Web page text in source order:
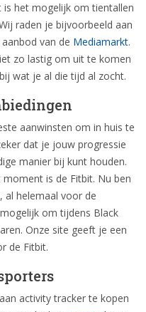
het mogelijk om tientallen
raden je bijvoorbeeld aan
van de Mediamarkt.
zo lastig om uit te komen
wat je al die tijd al zocht.
aanwinsten om in huis te
dat je jouw progressie
manier bij kunt houden.
is de Fitbit. Nu ben
al helemaal voor de
om tijdens Black
Onze site geeft je een
de Fitbit.
activity tracker te kopen